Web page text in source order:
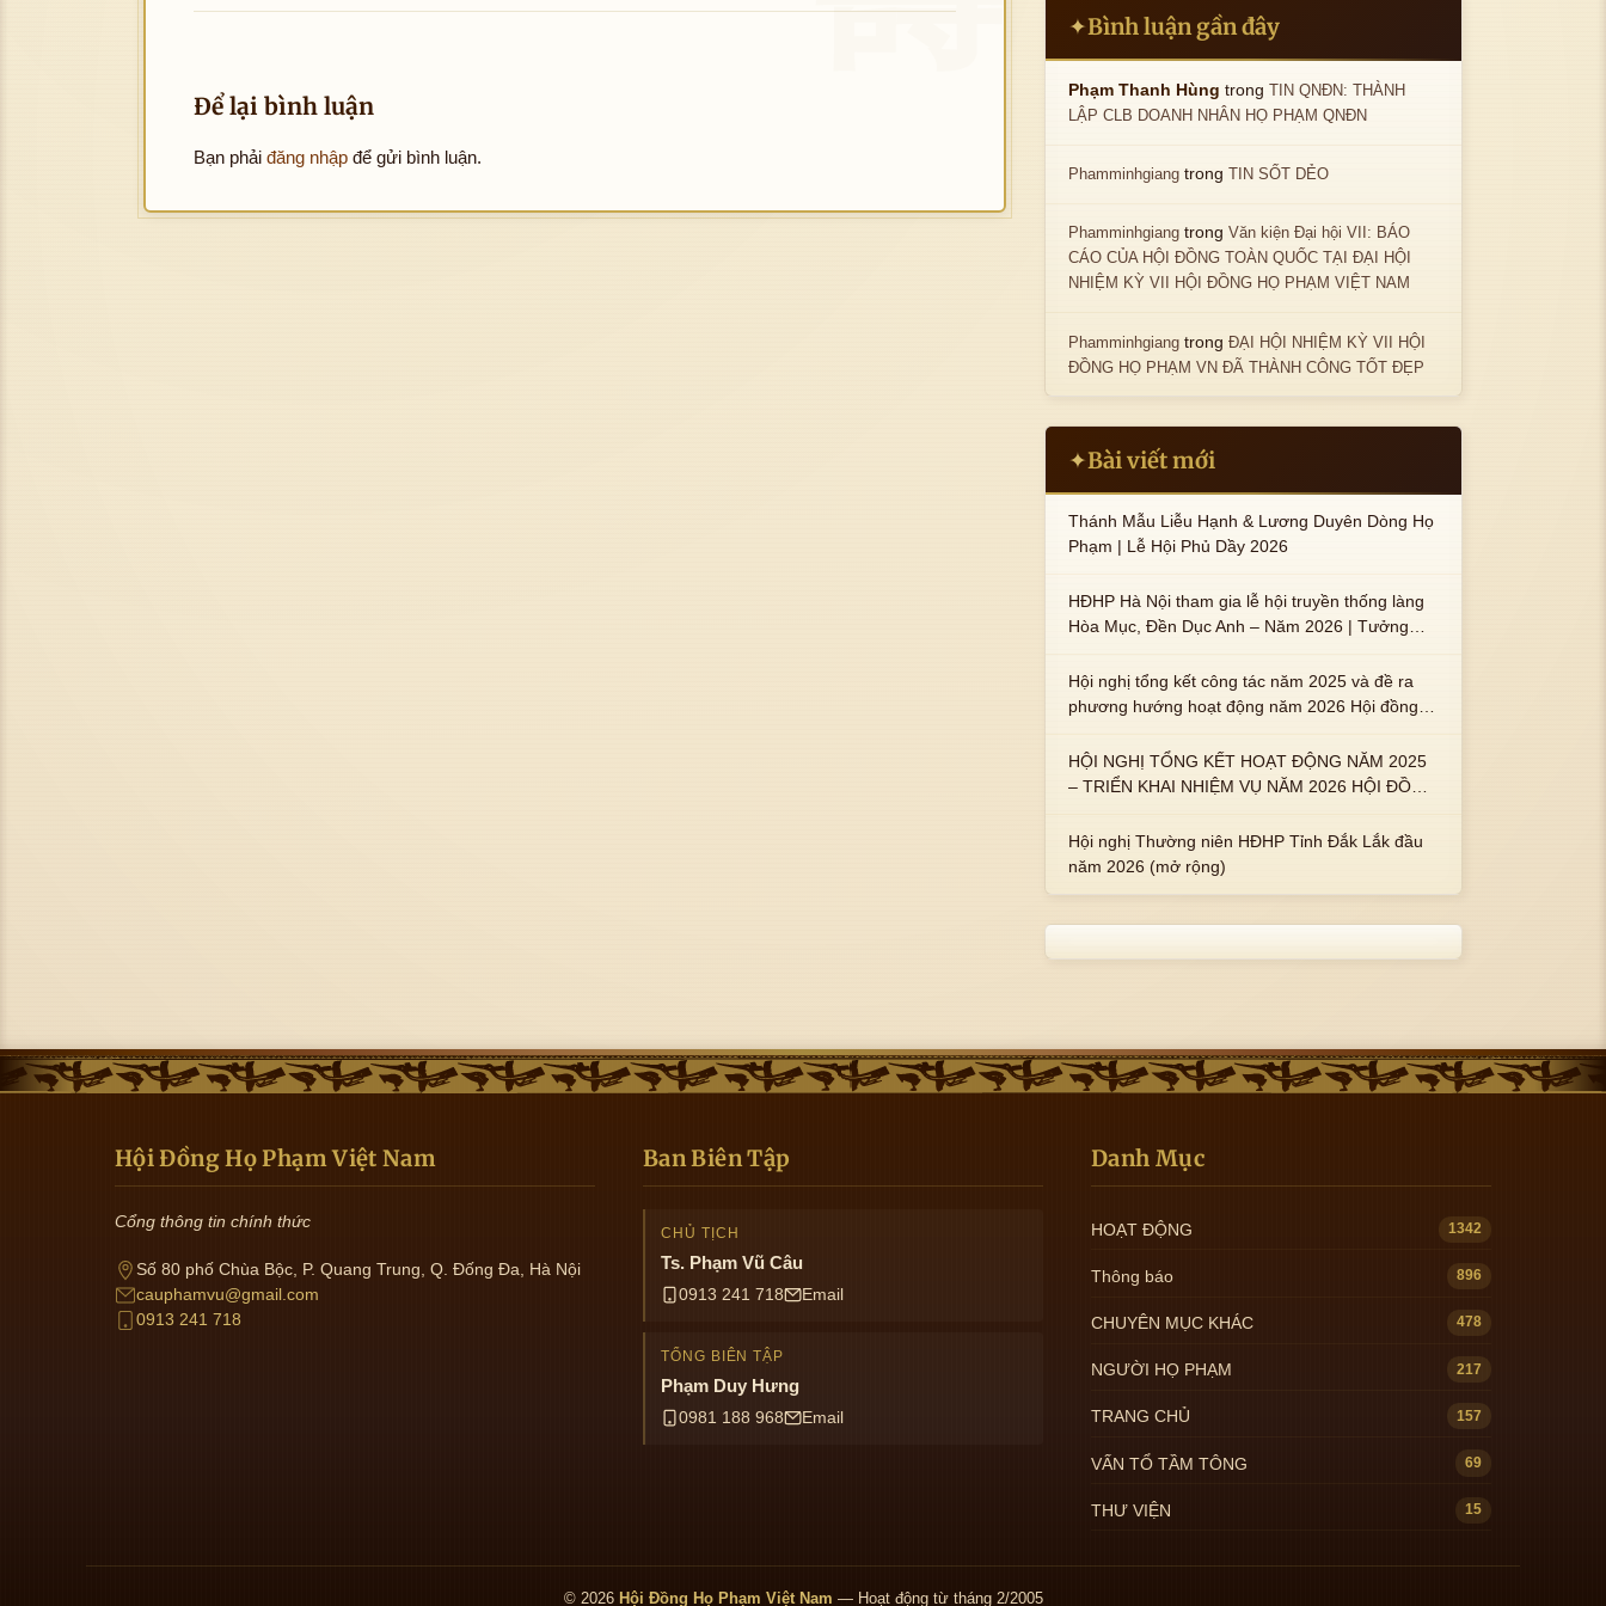
Để lại bình luận
Bạn phải đăng nhập để gửi bình luận.
✦Bình luận gần đây
Phạm Thanh Hùng trongTIN QNĐN: THÀNH
LẬP CLB DOANH NHÂN HỌ PHẠM QNĐN
Phamminhgiang trongTIN SỐT DẺO
Phamminhgiang trongVăn kiện Đại hội VII: BÁO
CÁO CỦA HỘI ĐỒNG TOÀN QUỐC TẠI ĐẠI HỘI
NHIỆM KỲ VII HỘI ĐỒNG HỌ PHẠM VIỆT NAM
Phamminhgiang trongĐẠI HỘI NHIỆM KỲ VII HỘI
ĐỒNG HỌ PHẠM VN ĐÃ THÀNH CÔNG TỐT ĐẸP
✦Bài viết mới
Thánh Mẫu Liễu Hạnh & Lương Duyên Dòng Họ
Phạm | Lễ Hội Phủ Dầy 2026
HĐHP Hà Nội tham gia lễ hội truyền thống làng
Hòa Mục, Đền Dục Anh – Năm 2026 | Tưởng
Phạm Thị Uyển và 2 em trai : ngài Phạm Huy,
Phạm Miện
Hội nghị tổng kết công tác năm 2025 và đề ra
phương hướng hoạt động năm 2026 Hội đồng
HỘI NGHỊ TỔNG KẾT HOẠT ĐỘNG NĂM 2025
– TRIỂN KHAI NHIỆM VỤ NĂM 2026 HỘI ĐỒNG
Hội nghị Thường niên HĐHP Tỉnh Đắk Lắk đầu
năm 2026 (mở rộng)
Hội Đồng Họ Phạm Việt Nam
Cổng thông tin chính thức
Số 80 phố Chùa Bộc, P. Quang Trung, Q. Đống Đa, Hà Nội
cauphamvu@gmail.com
0913 241 718
Ban Biên Tập
CHỦ TỊCH
Ts. Phạm Vũ Câu
0913 241 718 Email
TỔNG BIÊN TẬP
Phạm Duy Hưng
0981 188 968 Email
Danh Mục
HOẠT ĐỘNG 1342
Thông báo 896
CHUYÊN MỤC KHÁC 478
NGƯỜI HỌ PHẠM 217
TRANG CHỦ 157
VẤN TỔ TẦM TÔNG 69
THƯ VIỆN 15
© 2026 Hội Đồng Họ Phạm Việt Nam — Hoạt động từ tháng 2/2005